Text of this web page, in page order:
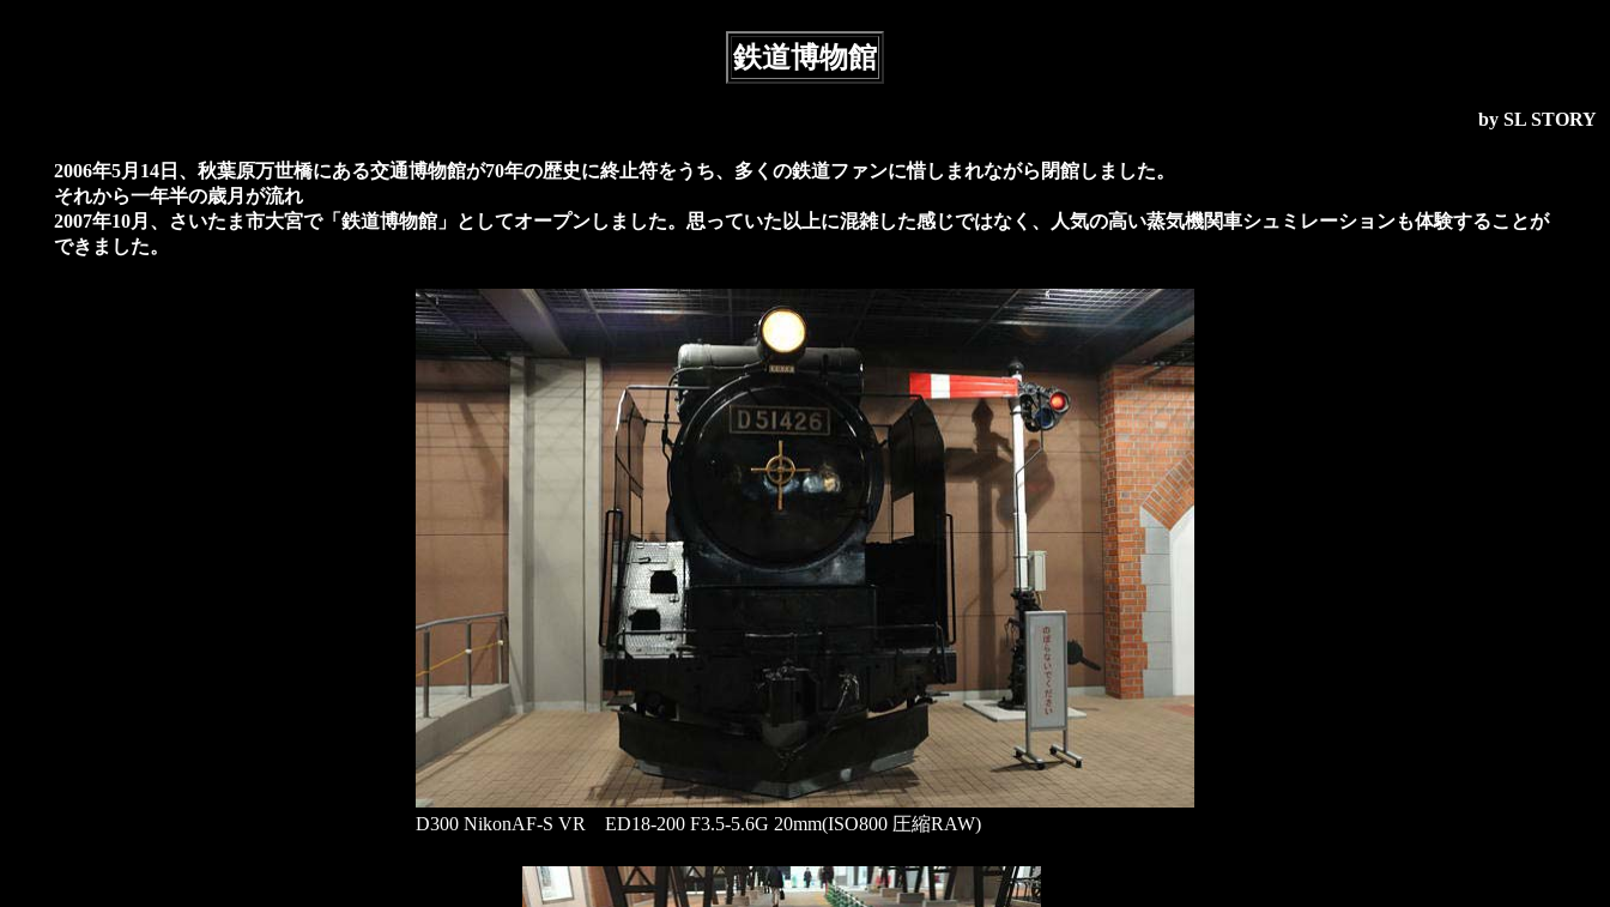
鉄道博物館
by SL STORY
2006年5月14日、秋葉原万世橋にある交通博物館が70年の歴史に終止符をうち、多くの鉄道ファンに惜しまれながら閉館しました。
それから一年半の歳月が流れ
2007年10月、さいたま市大宮で「鉄道博物館」としてオープンしました。思っていた以上に混雑した感じではなく、人気の高い蒸気機関車シュミレーションも体験することが
できました。
D300 NikonAF-S VR ED18-200 F3.5-5.6G 20mm(ISO800 圧縮RAW)